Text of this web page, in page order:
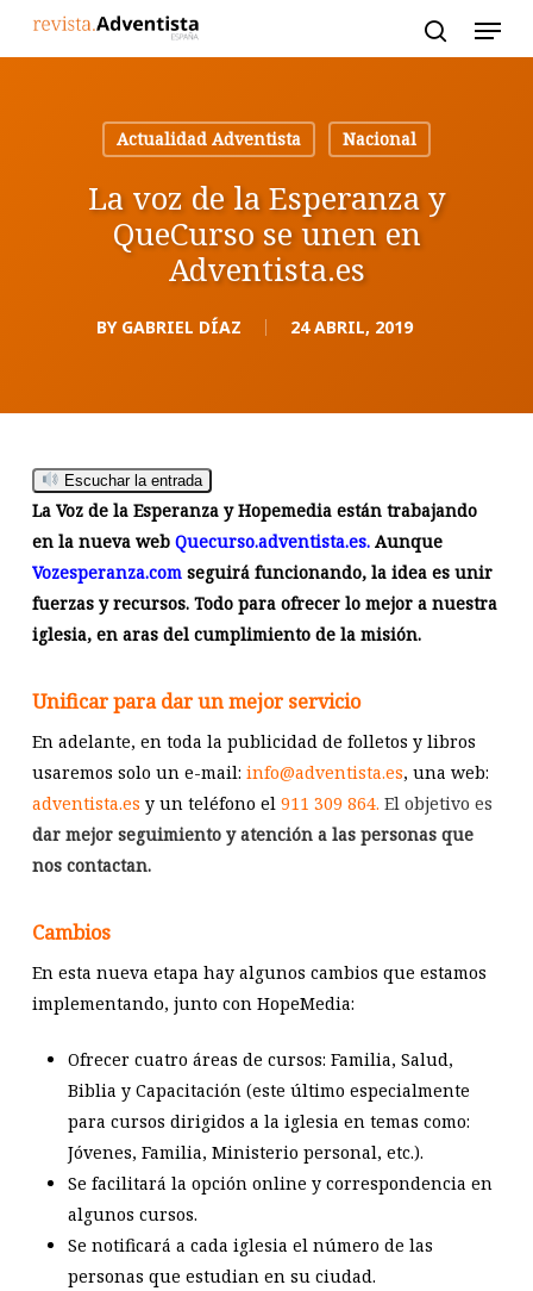
Actualidad Adventista
Nacional
La voz de la Esperanza y
QueCurso se unen en
Adventista.es
BY GABRIEL DÍAZ 24 ABRIL, 2019
Escuchar la entrada
La Voz de la Esperanza y Hopemedia están trabajando
en la nueva web Quecurso.adventista.es.Aunque
Vozesperanza.comseguirá funcionando, la idea es unir
fuerzas y recursos. Todo para ofrecer lo mejor a nuestra
iglesia, en aras del cumplimiento de la misión.
Unificar para dar un mejor servicio
En adelante, en toda la publicidad de folletos y libros
usaremos solo un e-mail: info@adventista.es, una web:
adventista.es y un teléfono el 911 309 864. El objetivo es
dar mejor seguimiento y atención a las personas que
nos contactan.
Cambios
En esta nueva etapa hay algunos cambios que estamos
implementando, junto con HopeMedia:
Ofrecer cuatro áreas de cursos: Familia, Salud,
Biblia y Capacitación (este último especialmente
para cursos dirigidos a la iglesia en temas como:
Jóvenes, Familia, Ministerio personal, etc.).
Se facilitará la opción online y correspondencia en
algunos cursos.
Se notificará a cada iglesia el número de las
personas que estudian en su ciudad.